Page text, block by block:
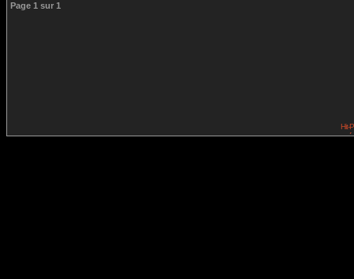
Page 1 sur 1